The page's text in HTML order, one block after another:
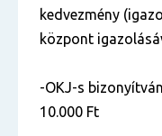
kedvezmény
központ
-OKJ-s
10.000 Ft